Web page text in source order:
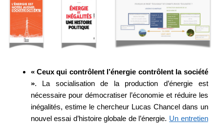
« Ceux qui contrôlent l’énergie contrôlent la société
». La socialisation de la production d’énergie est
nécessaire pour démocratiser l’économie et réduire les
inégalités, estime le chercheur Lucas Chancel dans un
nouvel essai d’histoire globale de l’énergie. Un entretien